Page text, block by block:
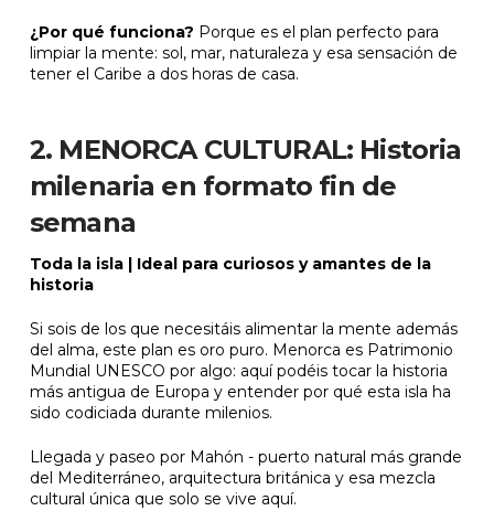
¿Por qué funciona? Porque es el plan perfecto para
limpiar la mente: sol, mar, naturaleza y esa sensación de
tener el Caribe a dos horas de casa.
2. MENORCA CULTURAL: Historia
milenaria en formato fin de
semana
Toda la isla | Ideal para curiosos y amantes de la
historia
Si sois de los que necesitáis alimentar la mente además
del alma, este plan es oro puro. Menorca es Patrimonio
Mundial UNESCO por algo: aquí podéis tocar la historia
más antigua de Europa y entender por qué esta isla ha
sido codiciada durante milenios.
Llegada y paseo por Mahón - puerto natural más grande
del Mediterráneo, arquitectura británica y esa mezcla
cultural única que solo se vive aquí.